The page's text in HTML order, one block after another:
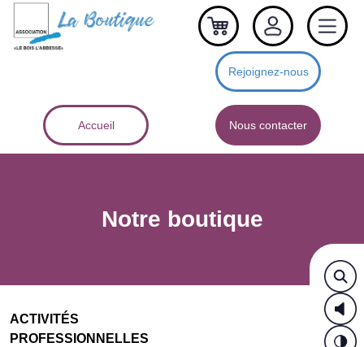
Rejoignez-nous
Accueil Nous contacter
Notre boutique
ACTIVITÉS
PROFESSIONNELLES